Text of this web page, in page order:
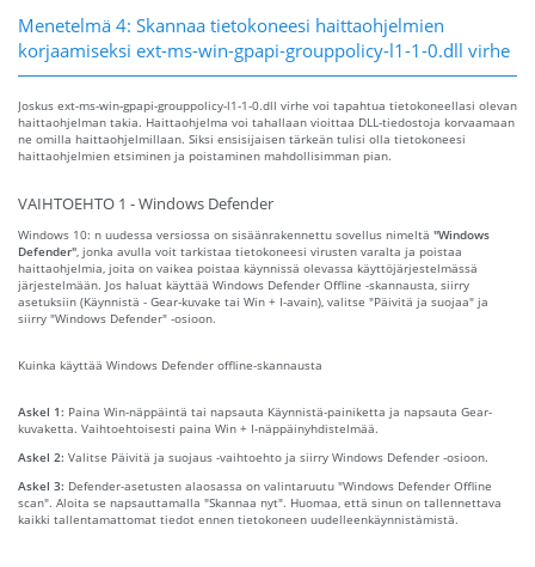
Menetelmä 4: Skannaa tietokoneesi haittaohjelmien
korjaamiseksi ext-ms-win-gpapi-grouppolicy-l1-1-0.dll virhe
Joskus ext-ms-win-gpapi-grouppolicy-l1-1-0.dll virhe voi tapahtua tietokoneellasi olevan
haittaohjelman takia. Haittaohjelma voi tahallaan vioittaa DLL-tiedostoja korvaamaan
ne omilla haittaohjelmillaan. Siksi ensisijaisen tärkeän tulisi olla tietokoneesi
haittaohjelmien etsiminen ja poistaminen mahdollisimman pian.
VAIHTOEHTO 1 - Windows Defender
Windows 10: n uudessa versiossa on sisäänrakennettu sovellus nimeltä "Windows
Defender" , jonka avulla voit tarkistaa tietokoneesi virusten varalta ja poistaa
haittaohjelmia, joita on vaikea poistaa käynnissä olevassa käyttöjärjestelmässä
järjestelmään. Jos haluat käyttää Windows Defender Offline -skannausta, siirry
asetuksiin (Käynnistä - Gear-kuvake tai Win + I-avain), valitse "Päivitä ja suojaa" ja
siirry "Windows Defender" -osioon.
Kuinka käyttää Windows Defender offline-skannausta
Askel 1: Paina Win-näppäintä tai napsauta Käynnistä-painiketta ja napsauta Gear-
kuvaketta. Vaihtoehtoisesti paina Win + I-näppäinyhdistelmää.
Askel 2: Valitse Päivitä ja suojaus -vaihtoehto ja siirry Windows Defender -osioon.
Askel 3: Defender-asetusten alaosassa on valintaruutu "Windows Defender Offline
scan". Aloita se napsauttamalla "Skannaa nyt". Huomaa, että sinun on tallennettava
kaikki tallentamattomat tiedot ennen tietokoneen uudelleenkäynnistämistä.